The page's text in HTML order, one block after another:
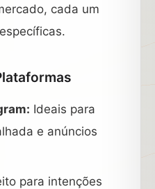
cada um
Ideais para
e anúncios
para intenções